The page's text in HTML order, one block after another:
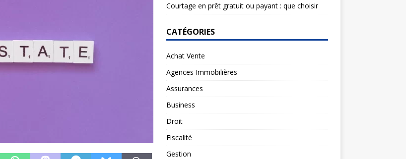
Courtage en prêt gratuit ou payant : que choisir
CATÉGORIES
Achat Vente
Agences Immobilières
Assurances
Business
Droit
Fiscalité
Gestion